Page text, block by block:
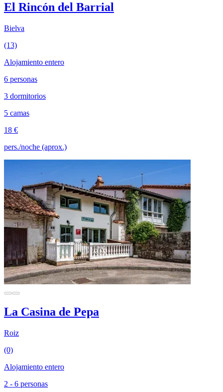
El Rincón del Barrial
Bielva
(13)
Alojamiento entero
6 personas
3 dormitorios
5 camas
18 €
pers./noche (aprox.)
La Casina de Pepa
Roiz
(0)
Alojamiento entero
2 - 6 personas